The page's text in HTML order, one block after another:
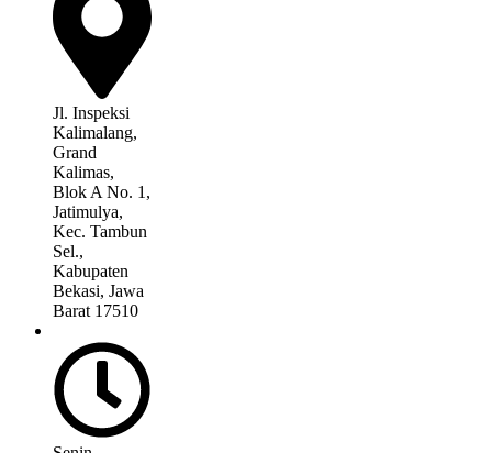
Jl. Inspeksi
Kalimalang,
Grand
Kalimas,
Blok A No. 1,
Jatimulya,
Kec. Tambun
Sel.,
Kabupaten
Bekasi, Jawa
Barat 17510